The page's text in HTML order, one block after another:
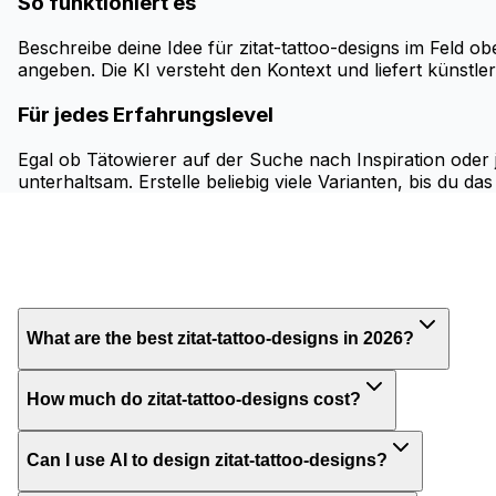
Beschreibe deine Idee für zitat-tattoo-designs im Feld
angeben. Die KI versteht den Kontext und liefert
Für jedes Erfahrungslevel
Egal ob Tätowierer auf der Suche nach Inspiration
unterhaltsam. Erstelle beliebig viele Varianten, bis du
What are the best zitat-tattoo-designs in 2026?
How much do zitat-tattoo-designs cost?
Can I use AI to design zitat-tattoo-designs?